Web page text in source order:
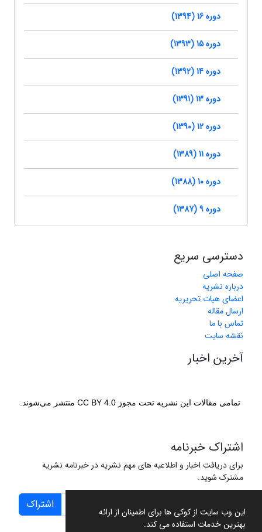
این وب سایت از کوکی ها برای اطمینان از ارائه
بهترین خدمات استفاده می کند.
دوره 16 (1394)
دوره 15 (1393)
دوره 14 (1392)
دوره 13 (1391)
دوره 12 (1390)
دوره 11 (1389)
دوره 10 (1388)
دوره 9 (1387)
دسترسی سریع
صفحه اصلی
درباره نشریه
اعضای هیات تحریریه
ارسال مقاله
تماس با ما
نقشه سایت
آخرین اخبار
تمامی مقالات این نشریه تحت مجوز CC BY 4.0 منتشر می‌شوند.
اشتراک خبرنامه
برای دریافت اخبار و اطلاعیه های مهم نشریه در خبرنامه نشریه
مشترک شوید.
اشتراک